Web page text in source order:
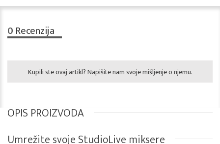
0 Recenzija
Kupili ste ovaj artikl? Napišite nam svoje mišljenje o njemu.
OPIS PROIZVODA
Umrežite svoje StudioLive miksere